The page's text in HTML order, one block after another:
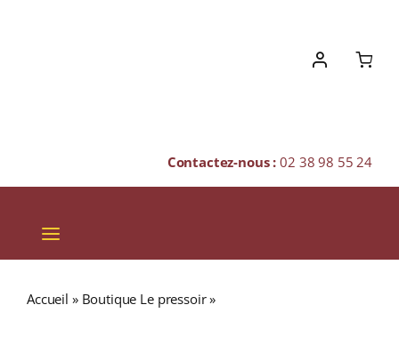
Contactez-nous :02 38 98 55 24
Toggle
Navigation
Accueil » Boutique Le pressoir»